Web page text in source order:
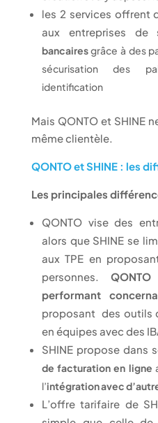
les 2 services offrent
aux entreprises de
bancairesgrâce à des
sécurisation des
identification
Mais QONTO et SHINE
même clientèle.
QONTO et SHINE : les
Les principales
QONTO vise des
alors que SHINE se
aux TPE en
personnes.
performant
proposant des outils
en équipes avec des
SHINE propose dans
de facturation en ligne
l’intégration avec
L’offre tarifaire de